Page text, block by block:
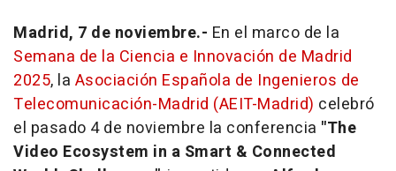
Madrid, 7 de noviembre.- En el marco de la
Semana de la Ciencia e Innovación de Madrid
2025, la Asociación Española de Ingenieros de
Telecomunicación-Madrid (AEIT-Madrid) celebró
el pasado 4 de noviembre la conferencia "The
Video Ecosystem in a Smart & Connected